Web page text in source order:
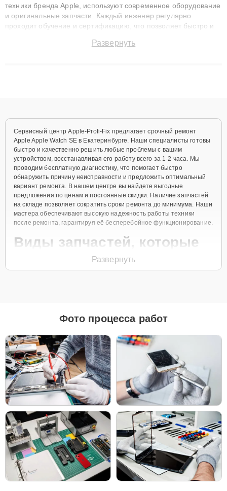
техники бренда Apple, используют современное оборудование
и оригинальные запчасти. Каждый инженер регулярно
проходит обучение и сертификацию, что позволяет быстро и
сохранением гарантии до 3 лет. Наши мастера решают
Развернуть
Сервисный центр Apple-Profi-Fix предлагает срочный ремонт
Apple Apple Watch SE в Екатеринбурге. Наши специалисты готовы
быстро и качественно решить любые проблемы с вашим
устройством, восстанавливая его работу всего за 1-2 часа. Мы
проводим бесплатную диагностику, что помогает быстро
обнаружить причину неисправности и предложить оптимальный
вариант ремонта. В нашем центре вы найдете выгодные
предложения по ценам и постоянные скидки. Наличие запчастей
на складе позволяет сократить сроки ремонта до минимума. Наши
мастера обеспечивают высокую надежность работы техники
после ремонта, гарантируя её бесперебойное функционирование.
Виды запчастей, которые
мы используем
Как выбрать подходящие запчасти:
Если ваше устройство планируется использовать
длительное время, оригинальные запчасти — это
лучший выбор для обеспечения максимальной
совместимости и надежности.
Если планируется обновление устройства в
ближайшее время, можно рассмотреть установку
качественных аналогов для экономии, сохраняя
при этом высокие стандарты надежности.
Независимо от выбора, мы уверены в качестве всех деталей —
будь то оригинальные запчасти или надежные аналоги от
проверенных производителей.
Чтобы начать ремонт, просто позвоните по телефону +7 (343)
288-39-12 или оставьте
Заявку на сайте. Наш специалист
Развернуть
Фото процесса работ